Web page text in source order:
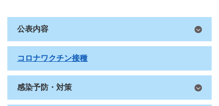
公表内容
コロナワクチン接種
感染予防・対策